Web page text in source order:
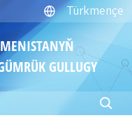
Türkmençe
GULLUGY